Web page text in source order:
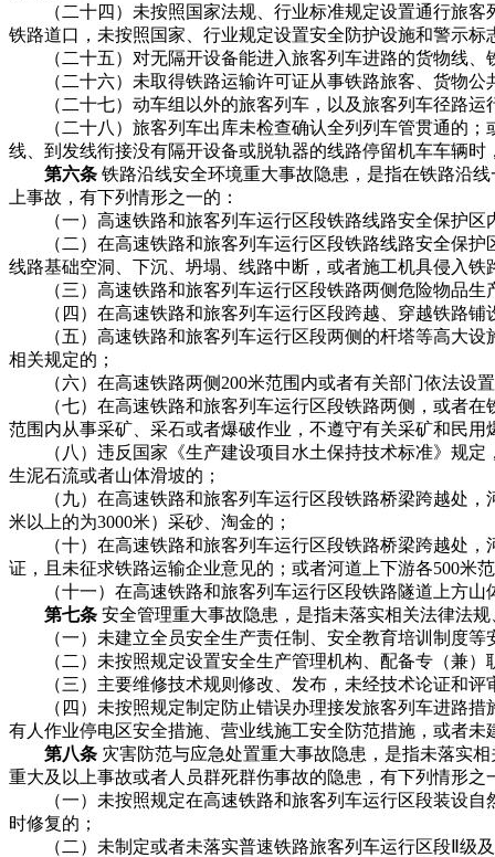
（二十四）未按照国家法规、行业标准规定设置通行旅客
铁路道口，未按照国家、行业规定设置安全防护设施和警示
（二十五）对无隔开设备能进入旅客列车进路的货物线、
（二十六）未取得铁路运输许可证从事铁路旅客、货物公
（二十七）动车组以外的旅客列车，以及旅客列车径路运
（二十八）旅客列车出库未检查确认全列列车管贯通的；
线、到发线衔接没有隔开设备或脱轨器的线路停留机车车辆时
第六条 铁路沿线安全环境重大事故隐患，是指在铁路沿
上事故，有下列情形之一的：
（一）高速铁路和旅客列车运行区段铁路线路安全保护区
（二）在高速铁路和旅客列车运行区段铁路线路安全保护
线路基础空洞、下沉、坍塌、线路中断，或者施工机具侵入铁
（三）高速铁路和旅客列车运行区段铁路两侧危险物品生
（四）在高速铁路和旅客列车运行区段跨越、穿越铁路铺
（五）高速铁路和旅客列车运行区段两侧的杆塔等高大设
相关规定的；
（六）在高速铁路两侧200米范围内或者有关部门依法设
（七）在高速铁路和旅客列车运行区段铁路两侧，或者在
范围内从事采矿、采石或者爆破作业，不遵守有关采矿和民
（八）违反国家《生产建设项目水土保持技术标准》规定
生泥石流或者山体滑坡的；
（九）在高速铁路和旅客列车运行区段铁路桥梁跨越处，河
米以上的为3000米）采砂、淘金的；
（十）在高速铁路和旅客列车运行区段铁路桥梁跨越处，
证，且未征求铁路运输企业意见的；或者河道上下游各500米
（十一）在高速铁路和旅客列车运行区段铁路隧道上方山
第七条 安全管理重大事故隐患，是指未落实相关法律法
（一）未建立全员安全生产责任制、安全教育培训制度等
（二）未按照规定设置安全生产管理机构、配备专（兼）
（三）主要维修技术规则修改、发布，未经技术论证和评
（四）未按照规定制定防止错误办理接发旅客列车进路措
有人作业停电区安全措施、营业线施工安全防范措施，或者
第八条 灾害防范与应急处置重大事故隐患，是指未落实
重大及以上事故或者人员群死群伤事故的隐患，有下列情形之
（一）未按照规定在高速铁路和旅客列车运行区段装设自
时修复的；
（二）未制定或者未落实普速铁路旅客列车运行区段Ⅱ级